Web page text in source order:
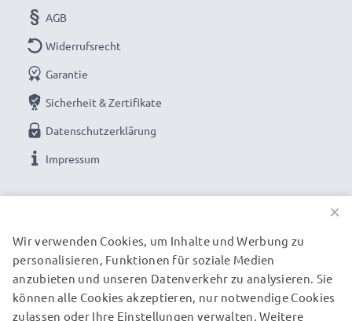
AGB
Widerrufsrecht
Garantie
Sicherheit & Zertifikate
Datenschutzerklärung
Impressum
UNSERE VERSANDPARTNER
×
Wir verwenden Cookies, um Inhalte und Werbung zu
personalisieren, Funktionen für soziale Medien
anzubieten und unseren Datenverkehr zu analysieren. Sie
können alle Cookies akzeptieren, nur notwendige Cookies
zulassen oder Ihre Einstellungen verwalten. Weitere